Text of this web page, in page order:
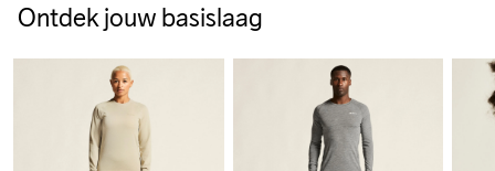
Ontdek jouw basislaag